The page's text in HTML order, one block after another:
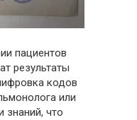
пациентов
результаты
кодов
или
знаний, что